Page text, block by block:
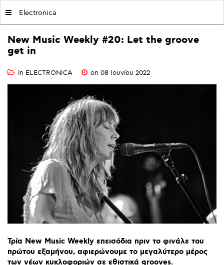
Electronica
New Music Weekly #20: Let the groove
get in
in ELECTRONICA on 08 Ιουνίου 2022
Τρία New Music Weekly επεισόδια πριν το φινάλε του
πρώτου εξαμήνου, αφιερώνουμε το μεγαλύτερο μέρος
των νέων κυκλοφοριών σε εθιστικά grooves.